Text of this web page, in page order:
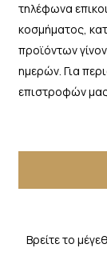
τηλέφωνα
κοσμήματος,
προϊόντων
ημερών. Για
επιστροφών
Βρείτε το